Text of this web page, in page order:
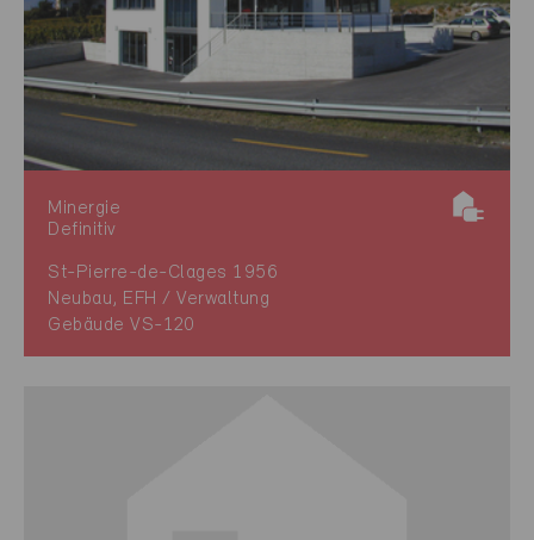
Minergie
Definitiv
St-Pierre-de-Clages 1956
Neubau, EFH / Verwaltung
Gebäude VS-120